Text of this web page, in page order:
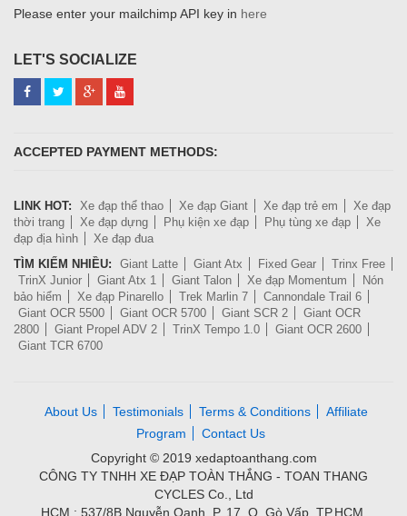
Please enter your mailchimp API key in here
LET'S SOCIALIZE
ACCEPTED PAYMENT METHODS:
LINK HOT: Xe đạp thể thao Xe đạp Giant Xe đạp trẻ em
Xe đạp
thời trang
Xe đạp dựng Phụ kiện xe đạp Phụ tùng xe đạp
Xe
đạp địa hình
Xe đạp đua
TÌM KIẾM NHIỀU:
Giant Latte Giant Atx Fixed Gear
Trinx Free
TrinX Junior
Giant Atx 1 Giant Talon Xe đạp Momentum
Nón
bảo hiểm
Xe đạp Pinarello Trek Marlin 7
Cannondale Trail 6
Giant OCR 5500
Giant OCR 5700 Giant SCR 2
Giant OCR
2800
Giant Propel ADV 2 TrinX Tempo 1.0
Giant OCR 2600
Giant TCR 6700
About Us Testimonials Terms & Conditions
Affiliate
Program
Contact Us
Copyright © 2019 xedaptoanthang.com
CÔNG TY TNHH XE ĐẠP TOÀN THẮNG - TOAN THANG
CYCLES Co., Ltd
HCM : 537/8B Nguyễn Oanh, P. 17, Q. Gò Vấp, TP.HCM.